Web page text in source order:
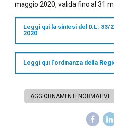
maggio 2020, valida fino al 31
Leggi qui la sintesi del D.L. 33/
2020
Leggi qui l'ordinanza della
AGGIORNAMENTI NORMATIVI